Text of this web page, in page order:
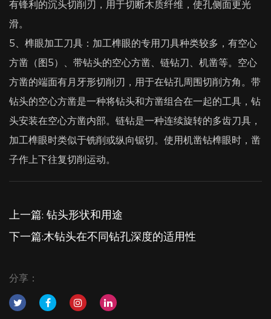
有锋利的沉头切削刃，用于切断木质纤维，使孔侧面更光
滑。
5、榫眼加工刀具：加工榫眼的专用刀具种类较多，有空心
方凿（图5）、带钻头的空心方凿、链钻刀、机凿等。空心
方凿的端面有月牙形切削刃，用于在钻孔周围切削方角。带
钻头的空心方凿是一种将钻头和方凿组合在一起的工具，钻
头安装在空心方凿内部。链钻是一种连续旋转的多齿刀具，
加工榫眼时类似于铣削或纵向锯切。使用机凿钻榫眼时，凿
子作上下往复切削运动。
上一篇: 钻头形状和用途
下一篇:木钻头在不同钻孔深度的适用性
分享：